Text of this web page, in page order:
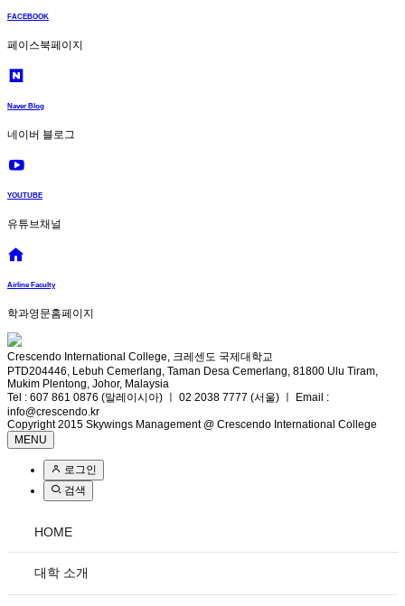
FACEBOOK
페이스북페이지
Naver Blog
네이버 블로그
YOUTUBE
유튜브채널
Airline Faculty
학과영문홈페이지
Crescendo International College, 크레센도 국제대학교
PTD204446, Lebuh Cemerlang, Taman Desa Cemerlang, 81800 Ulu Tiram,
Mukim Plentong, Johor, Malaysia
Tel : 607 861 0876 (말레이시아) ㅣ 02 2038 7777 (서울) ㅣ Email :
info@crescendo.kr
Copyright 2015 Skywings Management @ Crescendo International College
MENU
로그인
검색
HOME
대학 소개